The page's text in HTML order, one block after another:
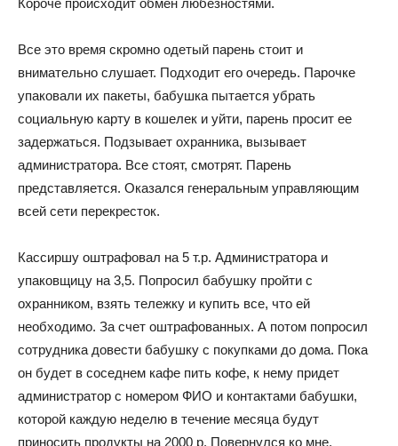
Все это время скромно одетый парень стоит и
внимательно слушает. Подходит его очередь. Парочке
упаковали их пакеты, бабушка пытается убрать
социальную карту в кошелек и уйти, парень просит ее
задержаться. Подзывает охранника, вызывает
администратора. Все стоят, смотрят. Парень
представляется. Оказался генеральным управляющим
всей сети перекресток.
Кассиршу оштрафовал на 5 т.р. Администратора и
упаковщицу на 3,5. Попросил бабушку пройти с
охранником, взять тележку и купить все, что ей
необходимо. За счет оштрафованных. А потом попросил
сотрудника довести бабушку с покупками до дома. Пока
он будет в соседнем кафе пить кофе, к нему придет
администратор с номером ФИО и контактами бабушки,
которой каждую неделю в течение месяца будут
приносить продукты на 2000 р. Повернулся ко мне,